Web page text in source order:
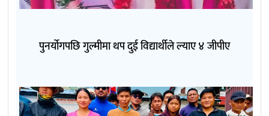
पुनर्योगपछि गुल्मीमा थप दुई विद्यार्थीले ल्याए ४ जीपीए